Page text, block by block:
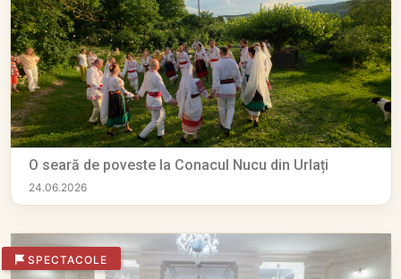
O seară de poveste la Conacul Nucu din Urlați
24.06.2026
SPECTACOLE